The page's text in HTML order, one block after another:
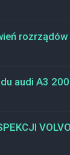
audi A3
VOLVO